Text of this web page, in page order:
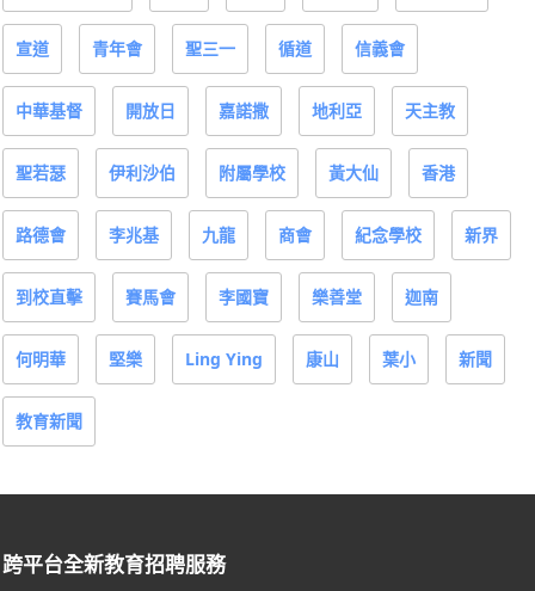
宣道 青年會 聖三一 循道 信義會
中華基督 開放日 嘉諾撒 地利亞 天主教
聖若瑟 伊利沙伯 附屬學校 黃大仙 香港
路德會 李兆基 九龍 商會 紀念學校 新界
到校直擊 賽馬會 李國寶 樂善堂 迦南
何明華 堅樂 Ling Ying 康山 葉小 新聞
教育新聞
跨平台全新教育招聘服務